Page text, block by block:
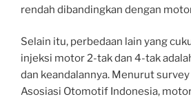
rendah dibandingkan dengan
Selain itu, perbedaan lain yang
injeksi motor 2-tak dan 4-tak
dan keandalannya. Menurut
Asosiasi Otomotif Indonesia,